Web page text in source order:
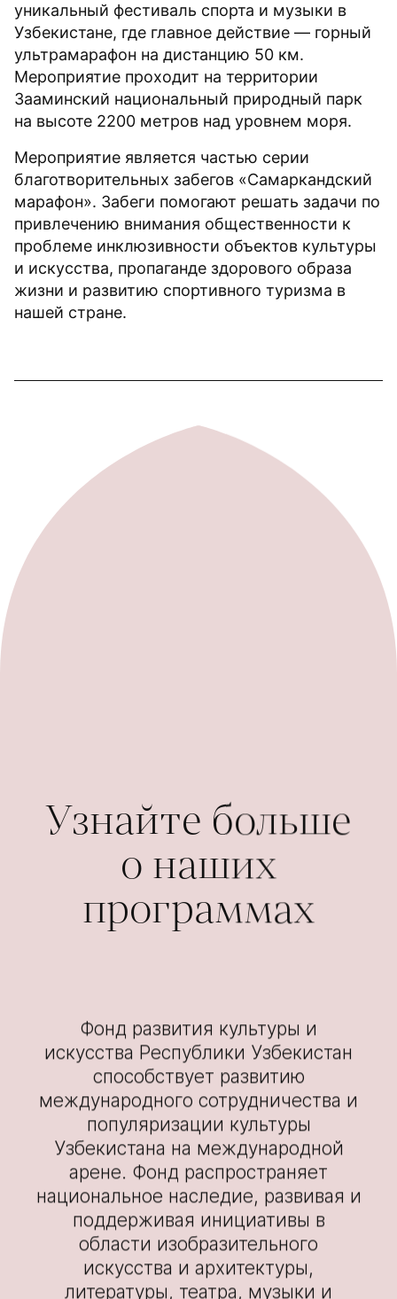
уникальный фестиваль спорта и музыки в
Узбекистане, где главное действие — горный
ультрамарафон на дистанцию 50 км.
Мероприятие проходит на территории
Зааминский национальный природный парк
на высоте 2200 метров над уровнем моря.
Мероприятие является частью серии
благотворительных забегов «Самаркандский
марафон». Забеги помогают решать задачи по
привлечению внимания общественности к
проблеме инклюзивности объектов культуры
и искусства, пропаганде здорового образа
жизни и развитию спортивного туризма в
нашей стране.
Узнайте больше
о наших
программах
Фонд развития культуры и
искусства Республики Узбекистан
способствует развитию
международного сотрудничества и
популяризации культуры
Узбекистана на международной
арене. Фонд распространяет
национальное наследие, развивая и
поддерживая инициативы в
области изобразительного
искусства и архитектуры,
литературы, театра, музыки и